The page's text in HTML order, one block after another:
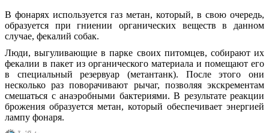
В фонарях используется газ метан, который, в свою очередь,
образуется при гниении органических веществ в данном
случае, фекалий собак.
Люди, выгуливающие в парке своих питомцев, собирают их
фекалии в пакет из органического материала и помещают его
в специальный резервуар (метантанк). После этого они
несколько раз поворачивают рычаг, позволяя экскрементам
смешаться с анаэробными бактериями. В результате реакции
брожения образуется метан, который обеспечивает энергией
лампу фонаря.